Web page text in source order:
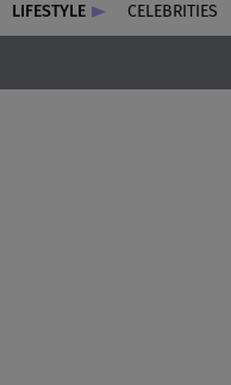
LIFESTYLE CELEBRITIES